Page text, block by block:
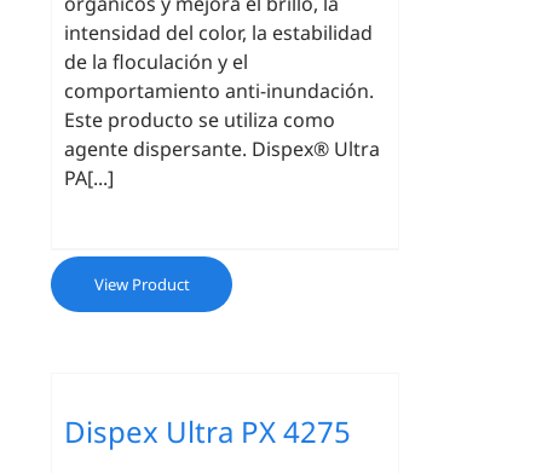
intensidad del color, la estabilidad
de la floculación y el
comportamiento anti-inundación.
Este producto se utiliza como
agente dispersante. Dispex® Ultra
PA[...]
View Product
Dispex Ultra PX 4275